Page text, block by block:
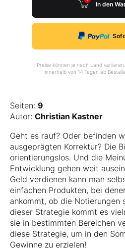
In den
Preise können je nach Land
innerhalb von 14 Tagen ab
Seiten: 9
Autor: Christian Kastner
Geht es rauf? Oder befinden
ausgeprägten Korrektur? Die
orientierungslos. Und die
Entwicklung gehen weit
Geld verdienen kann man
einfachen Produkten, bei
ankommt, ob die Notierungen
dieser Strategie kommt es
sie in bestimmten Bereichen
diese Strategie, um in den
Gewinne zu erzielen!